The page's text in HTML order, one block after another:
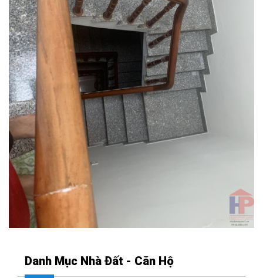
Danh Mục Nhà Đất - Căn Hộ